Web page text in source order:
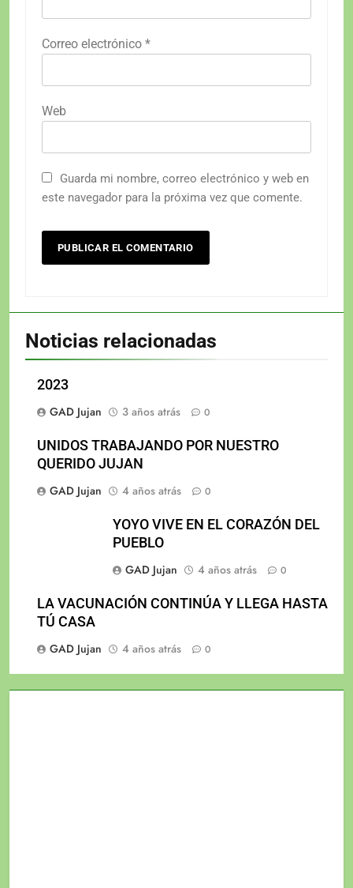
Correo electrónico *
Web
Guarda mi nombre, correo electrónico y web en
este navegador para la próxima vez que comente.
Noticias relacionadas
2023
GAD Jujan
3 años atrás 0
UNIDOS TRABAJANDO POR NUESTRO
QUERIDO JUJAN
GAD Jujan
4 años atrás 0
YOYO VIVE EN EL CORAZÓN DEL
PUEBLO
GAD Jujan
4 años atrás 0
LA VACUNACIÓN CONTINÚA Y LLEGA HASTA
TÚ CASA
GAD Jujan
4 años atrás 0